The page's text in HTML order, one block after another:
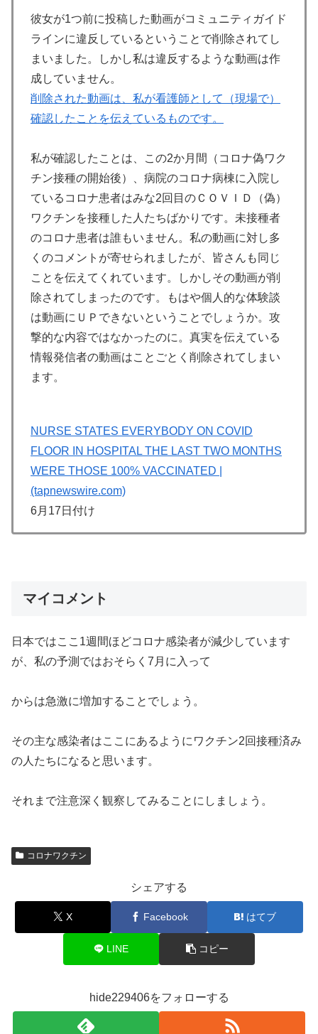
彼女が1つ前に投稿した動画がコミュニティガイド
ラインに違反しているということで削除されてし
まいました。しかし私は違反するような動画は作
成していません。
削除された動画は、私が看護師として（現場で）
確認したことを伝えているものです。
私が確認したことは、この2か月間（コロナ偽ワク
チン接種の開始後）、病院のコロナ病棟に入院し
ているコロナ患者はみな2回目のＣＯＶＩＤ（偽）
ワクチンを接種した人たちばかりです。未接種者
のコロナ患者は誰もいません。私の動画に対し多
くのコメントが寄せられましたが、皆さんも同じ
ことを伝えてくれています。しかしその動画が削
除されてしまったのです。もはや個人的な体験談
は動画にＵＰできないということでしょうか。攻
撃的な内容ではなかったのに。真実を伝えている
情報発信者の動画はことごとく削除されてしまい
ます。
NURSE STATES EVERYBODY ON COVID
FLOOR IN HOSPITAL THE LAST TWO MONTHS
WERE THOSE 100% VACCINATED |
(tapnewswire.com)
6月17日付け
マイコメント
日本ではここ1週間ほどコロナ感染者が減少しています
が、私の予測ではおそらく7月に入って
からは急激に増加することでしょう。
その主な感染者はここにあるようにワクチン2回接種済み
の人たちになると思います。
それまで注意深く観察してみることにしましょう。
コロナワクチン
シェアする
X Facebook はてブ
LINE コピー
hide229406をフォローする